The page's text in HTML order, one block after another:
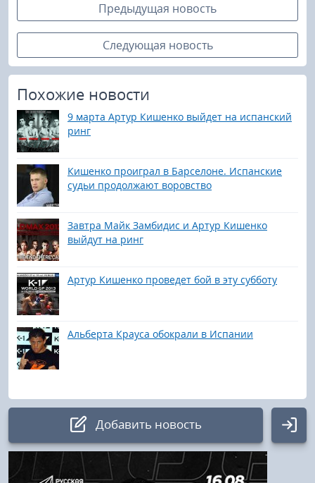
Предыдущая новость
Следующая новость
Похожие новости
9 марта Артур Кишенко выйдет на испанский
ринг
Кишенко проиграл в Барселоне. Испанские
судьи продолжают воровство
Завтра Майк Замбидис и Артур Кишенко
выйдут на ринг
Артур Кишенко проведет бой в эту субботу
Альберта Крауса обокрали в Испании
Добавить новость
Авторизация